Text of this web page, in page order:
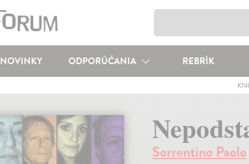
NOVINKY ODPORÚČANIA REBRÍK
Sorrentino Paolo